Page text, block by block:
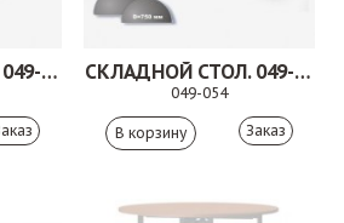
СТОЛ СКЛАДНОЙ. 049-055 СКЛАДНОЙ СТОЛ. 049-054
049-054
Заказ